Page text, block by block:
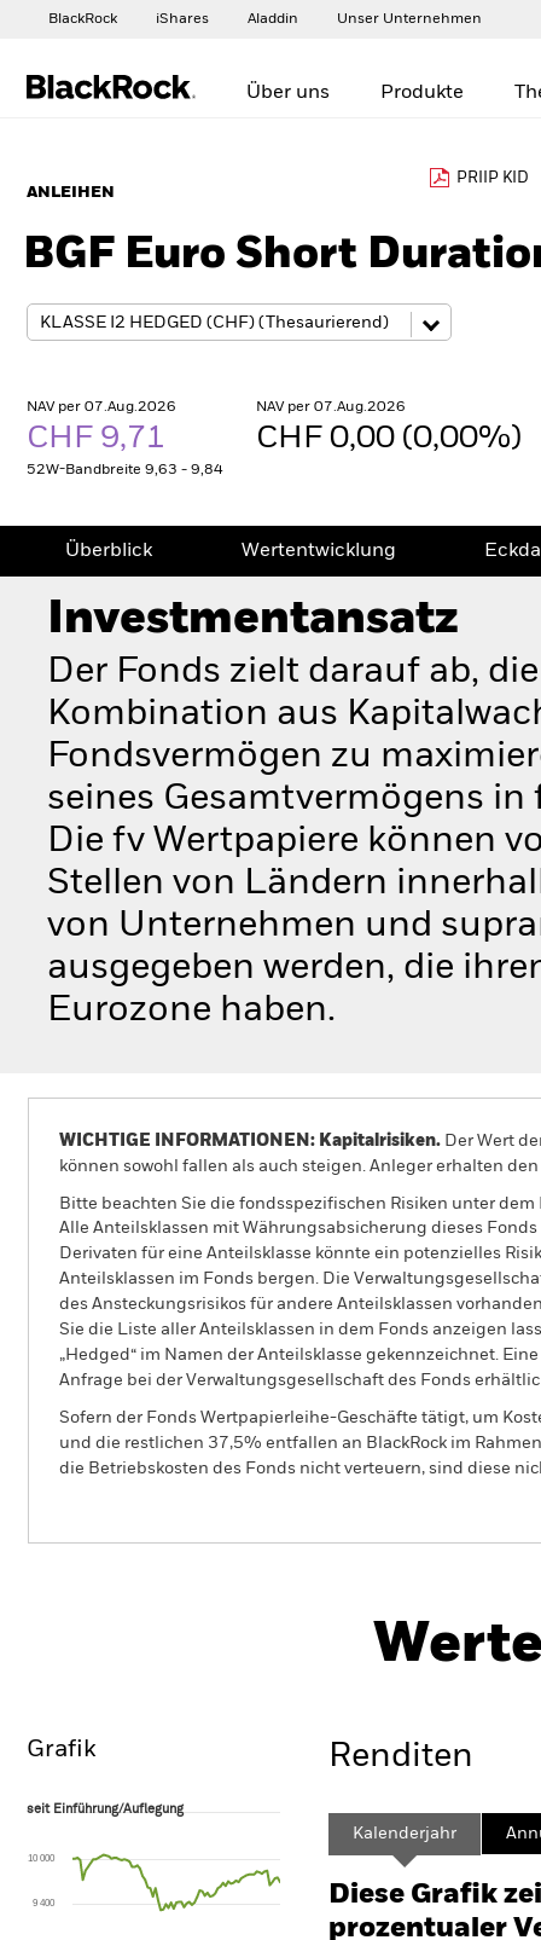
BlackRock iShares Aladdin Unser Unternehmen
Über uns Produkte
ANLEIHEN
PRIIP KID
BGF Euro Short
NAV per 07.Aug.2026
CHF 9,71
52W-Bandbreite 9,63 - 9,84
NAV per 07.Aug.2026
CHF 0,00 (0,00%)
Überblick Wertentwicklung
Investmentansatz
Der Fonds zielt darauf ab,
Kombination aus
Fondsvermögen zu
seines Gesamtvermögens
Die fv Wertpapiere können
Stellen von Ländern
von Unternehmen und
ausgegeben werden, die
Eurozone haben.
WICHTIGE INFORMATIONEN: Kapitalrisiken. Der Wert
können sowohl fallen als auch steigen. Anleger erhalten
Bitte beachten Sie die fondsspezifischen Risiken unter dem
Alle Anteilsklassen mit Währungsabsicherung dieses
Derivaten für eine Anteilsklasse könnte ein potenzielles
Anteilsklassen im Fonds bergen. Die
des Ansteckungsrisikos für andere Anteilsklassen
Sie die Liste aller Anteilsklassen in dem Fonds anzeigen
„Hedged“ im Namen der Anteilsklasse gekennzeichnet.
Anfrage bei der Verwaltungsgesellschaft des Fonds
Sofern der Fonds Wertpapierleihe-Geschäfte tätigt, um
und die restlichen 37,5% entfallen an BlackRock im
die Betriebskosten des Fonds nicht verteuern, sind diese
Grafik
seit Einführung/Auflegung
The chart has 1 X axis displaying Time. Range: 2019-11-30 00:00:00 to
The chart has 1 Y axis displaying values. Range: -12 to 6.
seit Einführung/Auflegung
9 400
10 000
Renditen
Kalenderjahr
Diese Grafik
prozentualer